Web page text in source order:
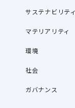
サステナビリテ
マテリアリティ
環境
社会
ガバナンス